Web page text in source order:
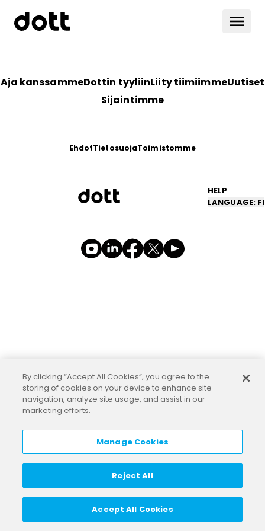
Aja kanssammeDottin tyyliinLiity tiimiimmeUutiset
Sijaintimme
EhdotTietosuojaToimistomme
HELP
LANGUAGE: FI
By clicking “Accept All Cookies”, you agree to the
storing of cookies on your device to enhance site
navigation, analyze site usage, and assist in our
marketing efforts.
Manage Cookies
Reject All
Accept All Cookies